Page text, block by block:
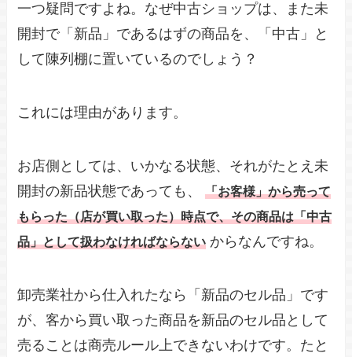
一つ疑問ですよね。なぜ中古ショップは、また未
開封で「新品」であるはずの商品を、「中古」と
して陳列棚に置いているのでしょう？
これには理由があります。
お店側としては、いかなる状態、それがたとえ未
開封の新品状態であっても、「お客様」から売って
もらった（店が買い取った）時点で、その商品は「中古
品」として扱わなければならない からなんですね。
卸売業社から仕入れたなら「新品のセル品」です
が、客から買い取った商品を新品のセル品として
売ることは商売ルール上できないわけです。たと